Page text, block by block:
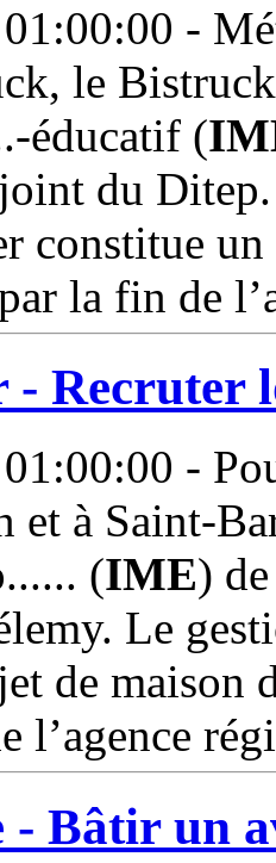
-
le
éducatif (
du
constitue
la fin de
- Recruter
-
et à Saint-
(IME)
Le
de maison
l’agence
- Bâtir un